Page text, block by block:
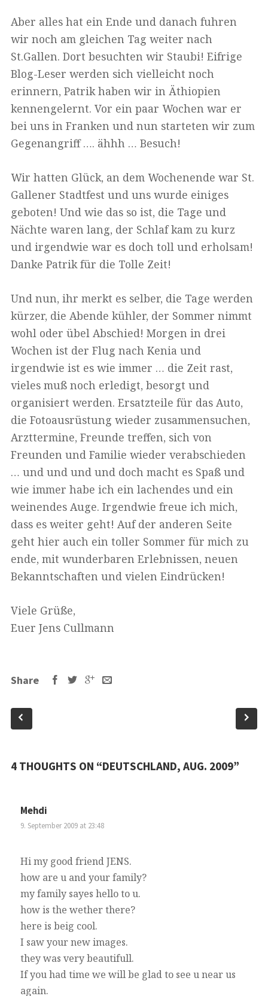
Aber alles hat ein Ende und danach fuhren
wir noch am gleichen Tag weiter nach
St.Gallen. Dort besuchten wir Staubi! Eifrige
Blog-Leser werden sich vielleicht noch
erinnern, Patrik haben wir in Äthiopien
kennengelernt. Vor ein paar Wochen war er
bei uns in Franken und nun starteten wir zum
Gegenangriff …. ähhh … Besuch!
Wir hatten Glück, an dem Wochenende war St.
Gallener Stadtfest und uns wurde einiges
geboten! Und wie das so ist, die Tage und
Nächte waren lang, der Schlaf kam zu kurz
und irgendwie war es doch toll und erholsam!
Danke Patrik für die Tolle Zeit!
Und nun, ihr merkt es selber, die Tage werden
kürzer, die Abende kühler, der Sommer nimmt
wohl oder übel Abschied! Morgen in drei
Wochen ist der Flug nach Kenia und
irgendwie ist es wie immer … die Zeit rast,
vieles muß noch erledigt, besorgt und
organisiert werden. Ersatzteile für das Auto,
die Fotoausrüstung wieder zusammensuchen,
Arzttermine, Freunde treffen, sich von
Freunden und Familie wieder verabschieden
… und und und und doch macht es Spaß und
wie immer habe ich ein lachendes und ein
weinendes Auge. Irgendwie freue ich mich,
dass es weiter geht! Auf der anderen Seite
geht hier auch ein toller Sommer für mich zu
ende, mit wunderbaren Erlebnissen, neuen
Bekanntschaften und vielen Eindrücken!
Viele Grüße,
Euer Jens Cullmann
Share
4 THOUGHTS ON “DEUTSCHLAND, AUG. 2009”
Mehdi
9. September 2009 at 23:48
Hi my good friend JENS.
how are u and your family?
my family sayes hello to u.
how is the wether there?
here is beig cool.
I saw your new images.
they was very beautifull.
If you had time we will be glad to see u near us
again.